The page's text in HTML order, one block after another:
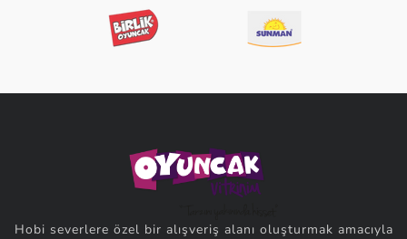
Hobi severlere özel bir alışveriş alanı oluşturmak amacıyla